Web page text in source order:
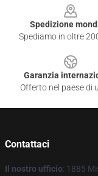
Spedizione
Spediamo in oltre
Garanzia
Offerto nel paese di
Contattaci
Il nostro ufficio: 1885